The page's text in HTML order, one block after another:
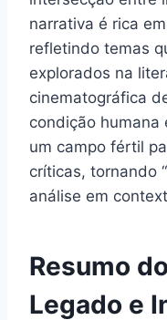
narrativa é rica
refletindo temas
explorados na
cinematográfica
condição
um campo fértil
críticas, tornando
análise em
Resumo
Legado e